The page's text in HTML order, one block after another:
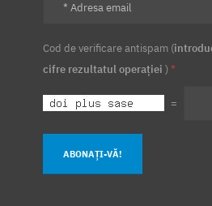
Cod de verificare antispam (
cifre rezultatul operației ) *
=
ABONAȚI-VĂ!